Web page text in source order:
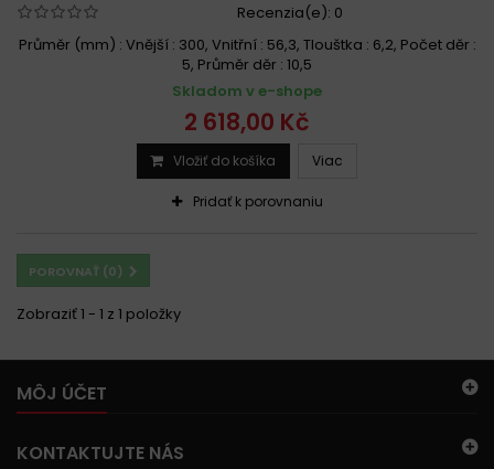
Recenzia(e): 0
Průměr (mm) : Vnější : 300, Vnitřní : 56,3, Tlouštka : 6,2, Počet děr :
5, Průměr děr : 10,5
Skladom v e-shope
2 618,00 Kč
Vložiť do košíka Viac
Pridať k porovnaniu
POROVNAŤ (0)
Zobraziť 1 - 1 z 1 položky
MÔJ ÚČET
KONTAKTUJTE NÁS